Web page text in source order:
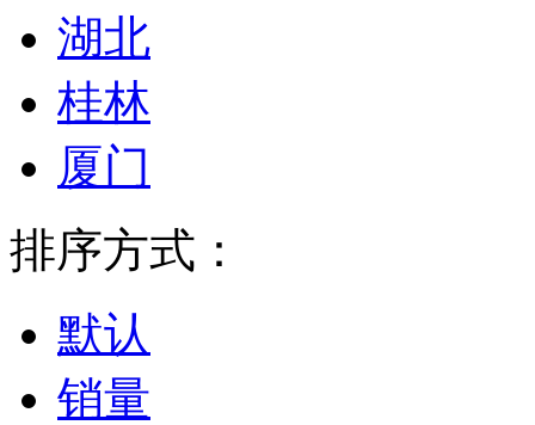
湖北
桂林
厦门
排序方式：
默认
销量